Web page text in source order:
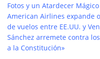
Fotos y un Atardecer Mágico
American Airlines expande
de vuelos entre EE.UU. y
Sánchez arremete contra
a la Constitución»